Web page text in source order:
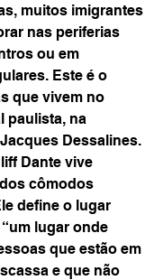
muitos imigrantes
nas periferias
ou em
Este é o
que vivem no
paulista, na
Dessalines.
Dante vive
cômodos
define o lugar
lugar onde
que estão em
e que não